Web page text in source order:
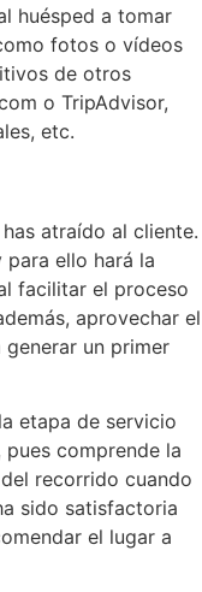
huésped a tomar
fotos o vídeos
de otros
o TripAdvisor,
etc.
atraído al cliente.
ello hará la
facilitar el proceso
aprovechar el
un primer
etapa de servicio
comprende la
recorrido cuando
sido satisfactoria
el lugar a